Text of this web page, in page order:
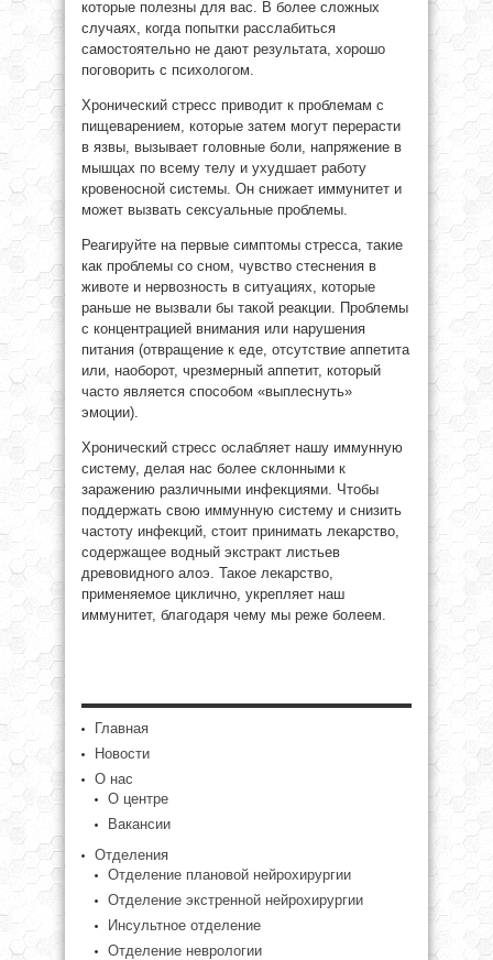
которые полезны для вас. В более сложных
случаях, когда попытки расслабиться
самостоятельно не дают результата, хорошо
поговорить с психологом.
Хронический стресс приводит к проблемам с
пищеварением, которые затем могут перерасти
в язвы, вызывает головные боли, напряжение в
мышцах по всему телу и ухудшает работу
кровеносной системы. Он снижает иммунитет и
может вызвать сексуальные проблемы.
Реагируйте на первые симптомы стресса, такие
как проблемы со сном, чувство стеснения в
животе и нервозность в ситуациях, которые
раньше не вызвали бы такой реакции. Проблемы
с концентрацией внимания или нарушения
питания (отвращение к еде, отсутствие аппетита
или, наоборот, чрезмерный аппетит, который
часто является способом «выплеснуть»
эмоции).
Хронический стресс ослабляет нашу иммунную
систему, делая нас более склонными к
заражению различными инфекциями. Чтобы
поддержать свою иммунную систему и снизить
частоту инфекций, стоит принимать лекарство,
содержащее водный экстракт листьев
древовидного алоэ. Такое лекарство,
применяемое циклично, укрепляет наш
иммунитет, благодаря чему мы реже болеем.
Главная
Новости
О нас
О центре
Вакансии
Отделения
Отделение плановой нейрохирургии
Отделение экстренной нейрохирургии
Инсультное отделение
Отделение неврологии